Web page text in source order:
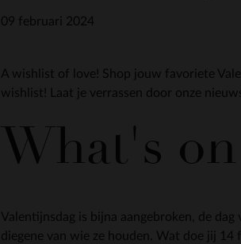
09 februari 2024
A wishlist of love! Shop jouw favoriete
wishlist! Laat je verrassen door onze
What's
Valentijnsdag is bijna aangebroken, de
diegene van wie ze houden. Wat doe jij